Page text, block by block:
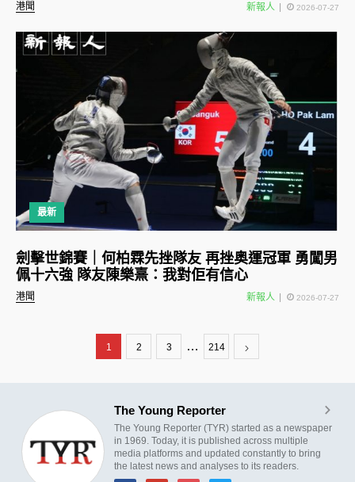
港聞 新報人 2026-07-27
最新
港聞
劍擊世錦賽｜何柏霖先挫隊友 再挫奥運冠軍 勇闖男
佩十六強 隊友陳樂熹：我對佢有信心
新報人 2026-07-27
1 2 3 … 214
The Young Reporter
The Young Reporter (TYR) started as a newspaper
in 1969. Today, it is published across multiple
media platforms and updated constantly to bring
the latest news and analyses to its readers.